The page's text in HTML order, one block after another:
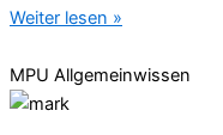
Weiter lesen »
MPU Allgemeinwissen